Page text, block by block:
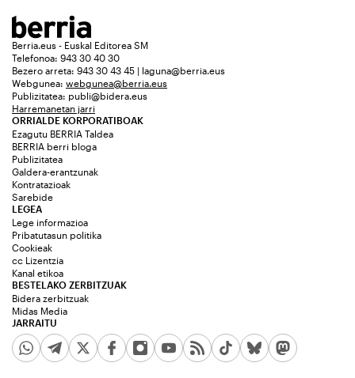
Berria.eus - Euskal Editorea SM
Telefonoa: 943 30 40 30
Bezero arreta: 943 30 43 45 | laguna@berria.eus
Webgunea: webgunea@berria.eus
Publizitatea: publi@bidera.eus
Harremanetan jarri
ORRIALDE KORPORATIBOAK
Ezagutu BERRIA Taldea
BERRIA berri bloga
Publizitatea
Galdera-erantzunak
Kontratazioak
Sarebide
JARRAITU
LEGEA
Lege informazioa
Pribatutasun politika
Cookieak
cc Lizentzia
Kanal etikoa
BESTELAKO ZERBITZUAK
Bidera zerbitzuak
Midas Media